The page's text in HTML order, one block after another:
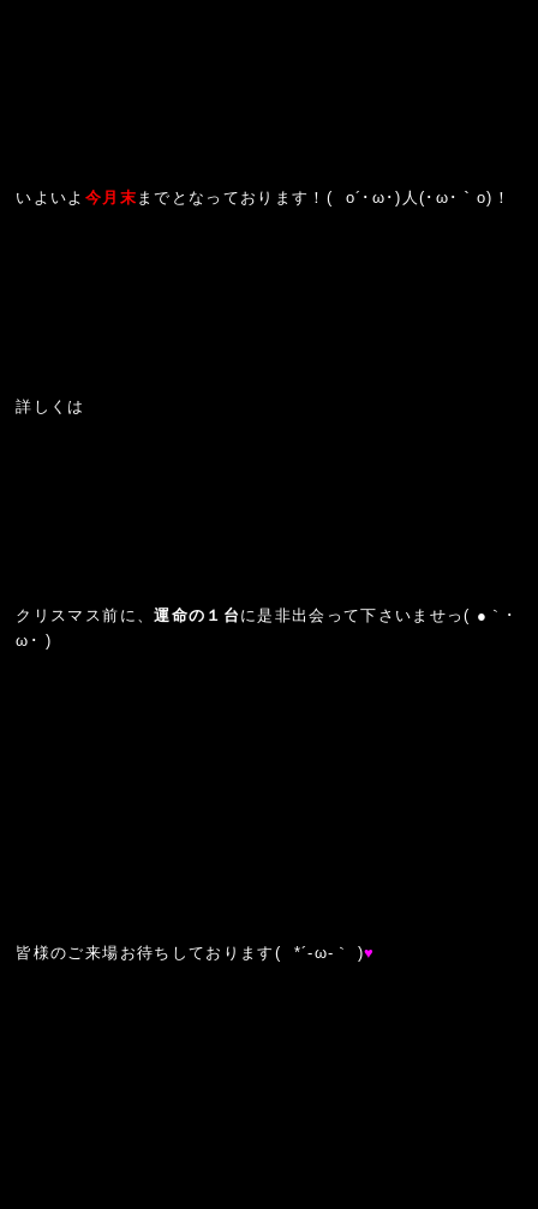
いよいよ 今月末 までとなっております！( o´･ω･)人(･ω･｀o)！
詳しくは
クリスマス前に、運命の１台 に是非出会って下さいませっ( ●｀･
ω･ )ゞ
皆様のご来場お待ちしております( *´-ω-｀ )♥